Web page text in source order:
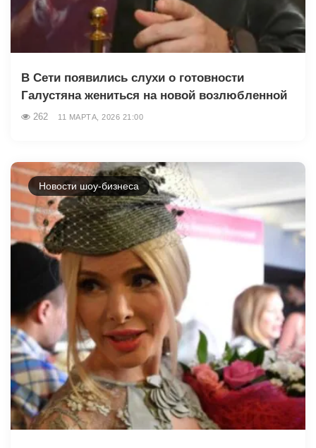
В Сети появились слухи о готовности
Галустяна жениться на новой возлюбленной
262 11 МАРТА, 2026 21:00
Новости шоу-бизнеса